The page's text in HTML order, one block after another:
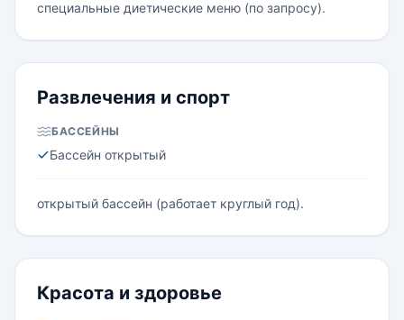
специальные диетические меню (по запросу).
Развлечения и спорт
БАССЕЙНЫ
Бассейн открытый
открытый бассейн (работает круглый год).
Красота и здоровье